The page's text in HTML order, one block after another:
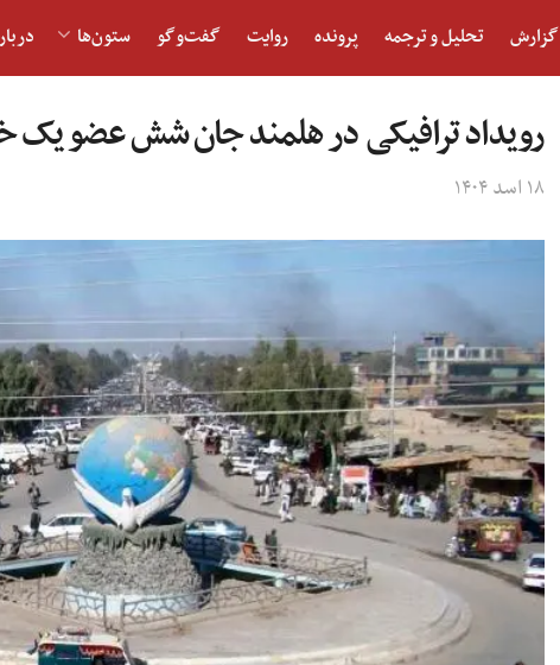
گزارش تحلیل و ترجمه پرونده روایت گفت‌و‎گو ستون‌ها
رویداد ترافیکی در هلمند جان شش عضو یک
۱۸ اسد ۱۴۰۴